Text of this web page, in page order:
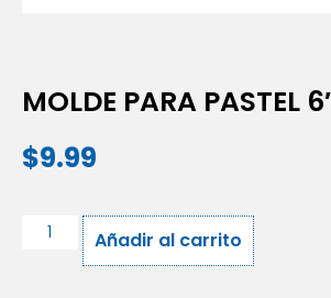
MOLDE PARA PASTEL
$9.99
Añadir al carrito